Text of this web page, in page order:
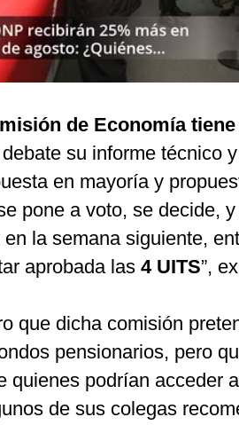
de Economía
su informe técnico
en mayoría y
pone a voto, se decide,
la semana siguiente,
aprobada las 4 UITS”,
que dicha comisión
pensionarios, pero
quienes podrían acceder
de sus colegas